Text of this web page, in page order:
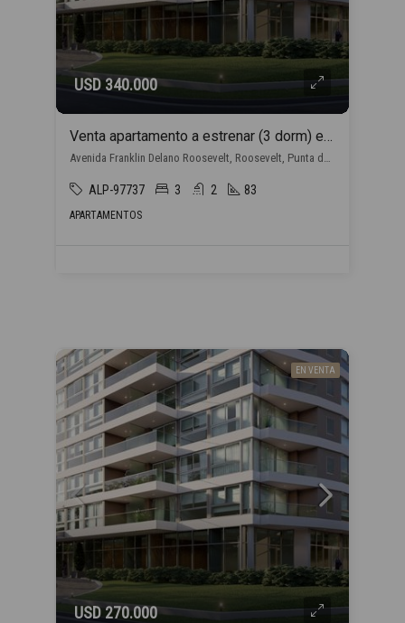
USD 340.000
Venta apartamento a estrenar (3 dorm) en Punta del Este con financiación propia
Avenida Franklin Delano Roosevelt, Roosevelt, Punta del Este
ALP-97737 3 2 83
APARTAMENTOS
EN VENTA
USD 270.000